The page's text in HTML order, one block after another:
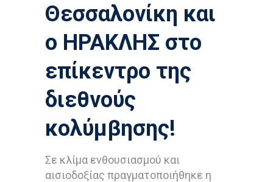
Θεσσαλονίκη και
ο ΗΡΑΚΛΗΣ στο
επίκεντρο της
διεθνούς
κολύμβησης!
Σε κλίμα ενθουσιασμού και
αισιοδοξίας πραγματοποιήθηκε η